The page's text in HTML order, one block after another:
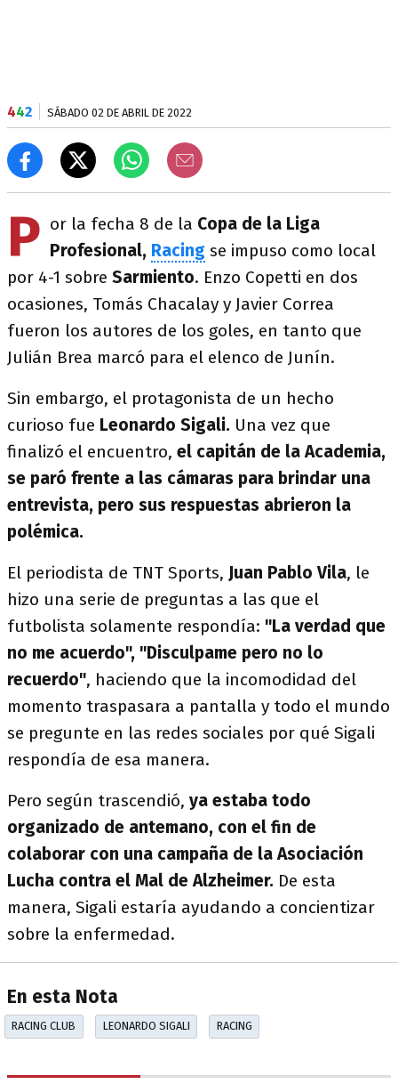
442 SÁBADO 02 DE ABRIL DE 2022
P or la fecha 8 de la Copa de la Liga
Profesional, Racing se impuso como local
por 4-1 sobre Sarmiento. Enzo Copetti en dos
ocasiones, Tomás Chacalay y Javier Correa
fueron los autores de los goles, en tanto que
Julián Brea marcó para el elenco de Junín.
Sin embargo, el protagonista de un hecho
curioso fue Leonardo Sigali. Una vez que
finalizó el encuentro, el capitán de la Academia,
se paró frente a las cámaras para brindar una
entrevista, pero sus respuestas abrieron la
polémica.
El periodista de TNT Sports, Juan Pablo Vila, le
hizo una serie de preguntas a las que el
futbolista solamente respondía: "La verdad que
no me acuerdo", "Disculpame pero no lo
recuerdo", haciendo que la incomodidad del
momento traspasara a pantalla y todo el mundo
se pregunte en las redes sociales por qué Sigali
respondía de esa manera.
Pero según trascendió, ya estaba todo
organizado de antemano, con el fin de
colaborar con una campaña de la Asociación
Lucha contra el Mal de Alzheimer. De esta
manera, Sigali estaría ayudando a concientizar
sobre la enfermedad.
En esta Nota
RACING CLUB LEONARDO SIGALI RACING